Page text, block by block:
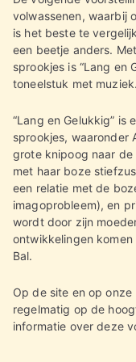
volwassenen, waarbij
is het beste te
een beetje anders.
sprookjes is “Lang en
toneelstuk met muziek.
“Lang en Gelukkig” is
sprookjes, waaronder
grote knipoog naar
met haar boze
een relatie met de
imagoprobleem), en
wordt door zijn
ontwikkelingen
Bal.
Op de site en op
regelmatig op de
informatie over deze